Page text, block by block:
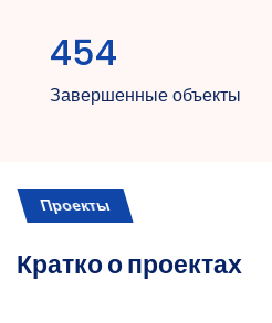
454
Завершенные объекты
Проекты
Кратко о проектах